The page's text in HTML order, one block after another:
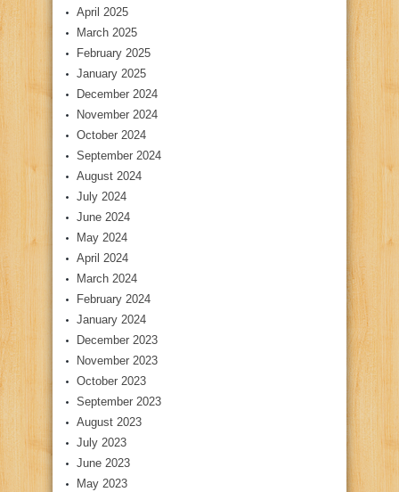
April 2025
March 2025
February 2025
January 2025
December 2024
November 2024
October 2024
September 2024
August 2024
July 2024
June 2024
May 2024
April 2024
March 2024
February 2024
January 2024
December 2023
November 2023
October 2023
September 2023
August 2023
July 2023
June 2023
May 2023